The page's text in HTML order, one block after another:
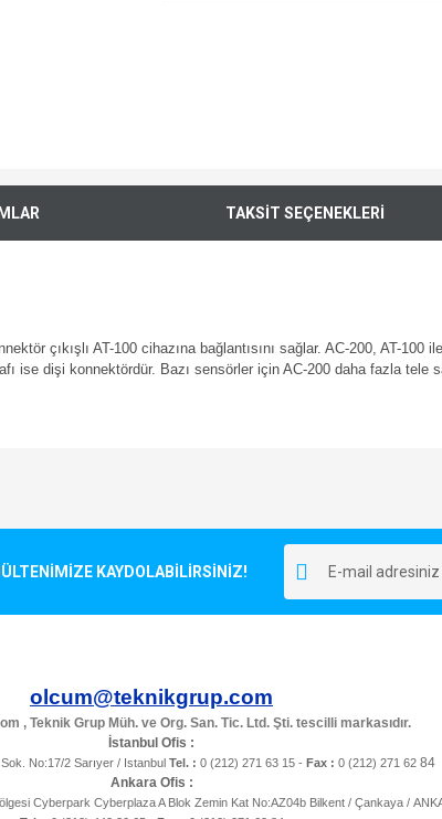
TAKSİT SEÇENEKLERİ
çıkışlı AT-100 cihazına bağlantısını sağlar. AC-200, AT-100
ise dişi konnektördür. Bazı sensörler için AC-200 daha fazla tele
Gönder
KAYDOLABİLİRSİNİZ!
olcum@teknikgrup.com
, Teknik Grup Müh. ve Org. San. Tic. Ltd. Şti. tescilli markasıdır.
İstanbul Ofis :
No:17/2 Sarıyer / Istanbul Tel. : 0 (212) 271 63 15 - Fax : 0 (212) 271 62 84
Ankara Ofis :
Cyberpark Cyberplaza A Blok Zemin Kat No:AZ04b Bilkent / Çankaya /